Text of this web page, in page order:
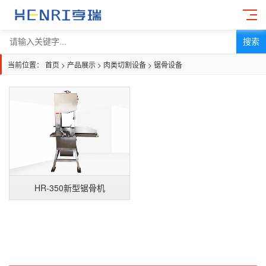
搜索
当前位置： 首页 > 产品展示 > 肉类切割设备 > 锯骨设备
HR-350新型锯骨机